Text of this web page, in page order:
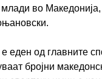
млади во
еден од главните
бројни